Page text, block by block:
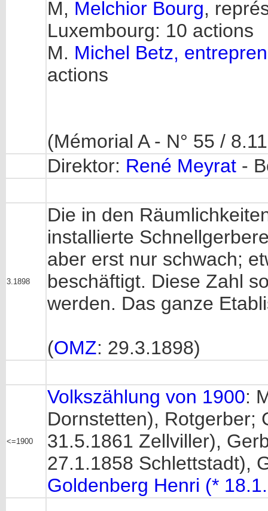
M, Melchior Bourg,
Luxembourg: 10 actions
M. Michel Betz,
actions
(Mémorial A - N° 55 /
Direktor: René Meyrat -
3.1898
Die in den
installierte
aber erst nur schwach;
beschäftigt. Diese Zahl
werden. Das ganze
(OMZ: 29.3.1898)
<=1900
Volkszählung von 1900:
Dornstetten), Rotgerber;
31.5.1861 Zellviller),
27.1.1858 Schlettstadt),
Goldenberg Henri (*